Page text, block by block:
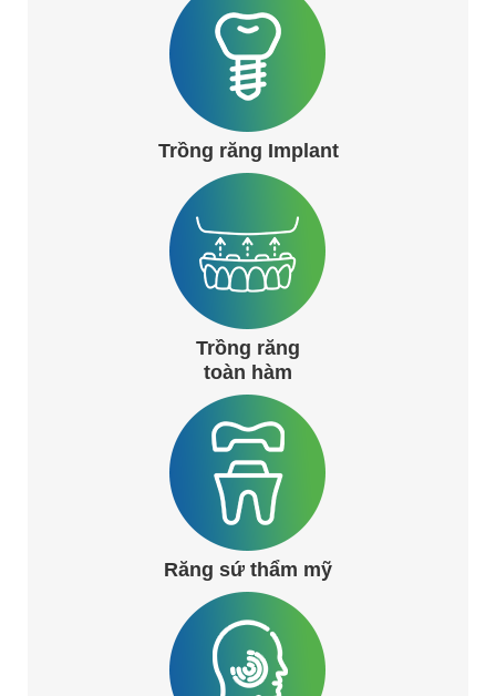
Trồng răng Implant
Trồng răng
toàn hàm
Răng sứ thẩm mỹ